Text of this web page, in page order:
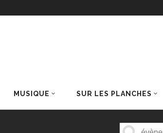
MUSIQUE SUR LES PLANCHES